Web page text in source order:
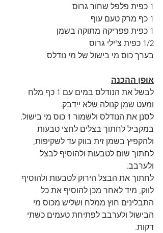
1 כפית פלפל שחור גרוס
1 כף מרק טעם עוף
1 כפית פפריקה מתוקה בשמן
1/2 כפית צ'ילי גרוס
בערך כוס מי בישול של מי נודלס
אופן ההכנה
לבשל את הנודלס במים עם 1 כף מלח
ומעט שמן קנולה שלא יידבק.
לסנן את הנודלס ולשמור 1 כוס מי בישול.
במקביל לחתוך בצלים לחצי טבעות
ולהקפיץ בשמן זית בווק עד לשקיפות,
לחתוך שום לטבעות ולהוסיף לבצל
ולערבב.
לחתוך את הבצל הירוק לטבעות ולהוסיף
לווק, מיד לאחר מכן להוסיף את כל
התבלינים חוץ ממלח ושליש מכוס מי
הבישול ולערבב לפתיחת טעמים כשתי
דקות.